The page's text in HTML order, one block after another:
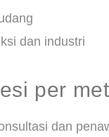
dan industri
per
dan